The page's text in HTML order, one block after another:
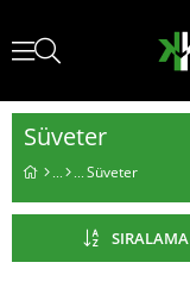
Süveter
Süveter
SIRALAMA